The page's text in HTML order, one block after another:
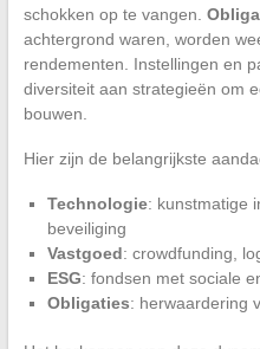
schokken op te vangen.
achtergrond waren, worden
rendementen. Instellingen en
diversiteit aan strategieën om
bouwen.
Hier zijn de belangrijkste
Technologie: kunstmatige
beveiliging
Vastgoed: crowdfunding,
ESG: fondsen met sociale
Obligaties: herwaardering